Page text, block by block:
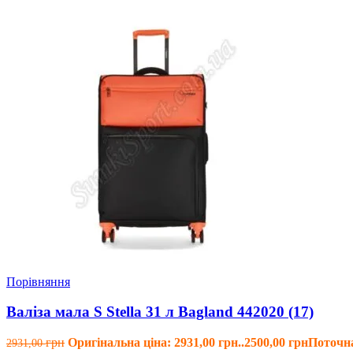
Порівняння
Валіза мала S Stella 31 л Bagland 442020 (17)
2931,00 Оригінальна ціна: 2931,00 грн..2500,00